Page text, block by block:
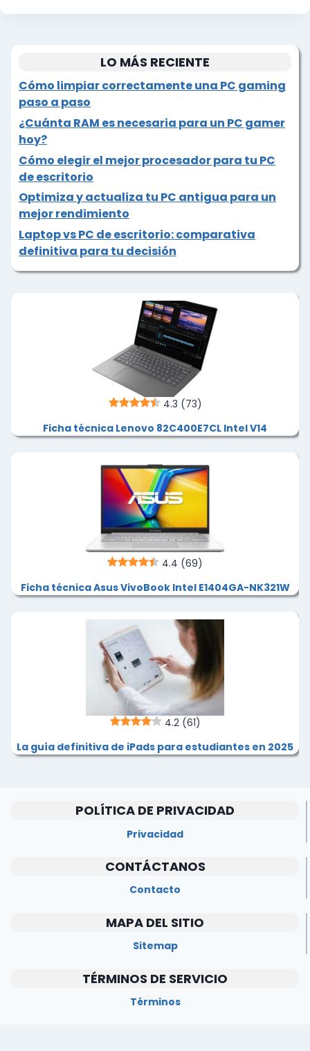
LO MÁS RECIENTE
Cómo limpiar correctamente una PC gaming
paso a paso
¿Cuánta RAM es necesaria para un PC gamer
hoy?
Cómo elegir el mejor procesador para tu PC
de escritorio
Optimiza y actualiza tu PC antigua para un
mejor rendimiento
Laptop vs PC de escritorio: comparativa
definitiva para tu decisión
4.3 (73)
Ficha técnica Lenovo 82C400E7CL Intel V14
4.4 (69)
Ficha técnica Asus VivoBook Intel E1404GA-NK321W
4.2 (61)
La guía definitiva de iPads para estudiantes en 2025
POLÍTICA DE PRIVACIDAD
Privacidad
CONTÁCTANOS
Contacto
MAPA DEL SITIO
Sitemap
TÉRMINOS DE SERVICIO
Términos